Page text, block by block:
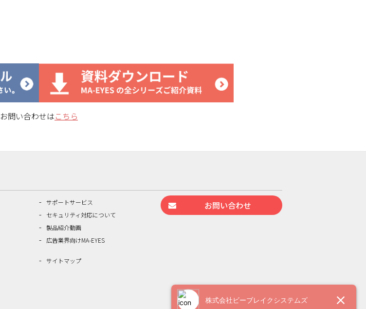
お問い合わせはこちら
サポートサービス
セキュリティ対応について
製品紹介動画
広告業界向けMA-EYES
サイトマップ
お問い合わせ